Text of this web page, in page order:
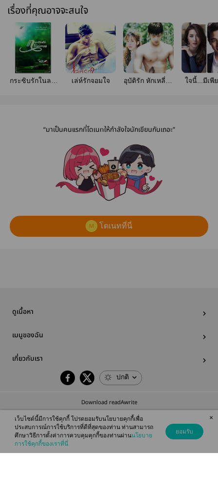
เรื่องที่คุณอาจจะสนใจ
กระซิบรักในลม
เล่ห์รักจอมใจ
อุบัติรัก หักเหลี่ยม
ใจนี้...มีเพี
“มาเป็นคนแรกที่โดเนทให้กำลังใจนักเขียนกันเถอะ”
โดเนทที่นี่
ดูเนื้อหา
เมนูของฉัน
เกี่ยวกับเรา
ปกติ
Download readAwrite
© 2026 readAwrite.com by MEB Corporation Public Company Limited
This site is protected by reCAPTCHA and the Google
เว็บไซต์นี้มีการใช้คุกกี้ โปรดยอมรับนโยบายคุกกี้เพื่อ
ประสบการณ์การใช้บริการที่ดีที่สุดของท่าน ท่านสามารถ
ศึกษาวิธีการตั้งค่าการควบคุมคุกกี้ของท่านผ่านนโยบาย
การใช้คุกกี้ของเราที่นี่
ยอมรับ
×